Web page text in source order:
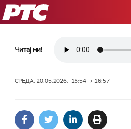
РТС
Читај ми!
СРЕДА, 20.05.2026, 16:54 -> 16:57